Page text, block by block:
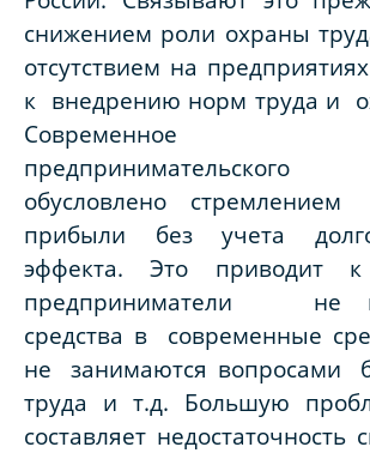
снижением роли охраны
отсутствием на
к внедрению норм труда и
Современное
обусловлено
прибыли без учета
эффекта. Это приводит
предприниматели не
средства в современные
не занимаются вопросами
труда и т.д. Большую
составляет недостаточность